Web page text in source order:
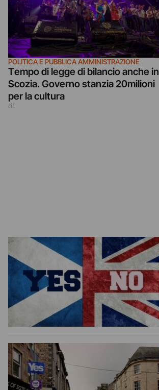
POLITICA E PUBBLICA AMMINISTRAZIONE
Tempo di legge di bilancio anche in
Scozia. Governo stanzia 20milioni
per la cultura
di